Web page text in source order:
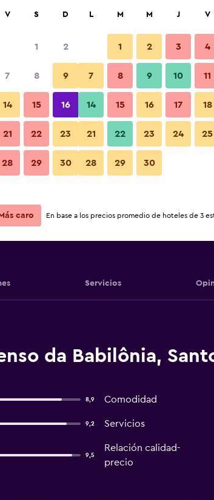
por noche
Ver oferta
Ver oferta
Ver oferta
Otros
Fotos
Servicios
da Babilônia,
8,9 Comodidad
9,2 Servicios
9,5
Relación calidad-
precio
V S D
1 2
7 8 9
14 15 16
21 22 23
28 29 30
L M M J V
1 2 3 4
7 8 9 10 11
14 15 16 17 18
21 22 23 24 25
28 29 30
Más caro En base a los precios promedio de hoteles de 3